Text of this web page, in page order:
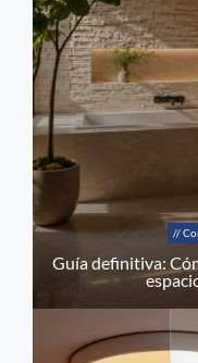
//
Guía definitiva: